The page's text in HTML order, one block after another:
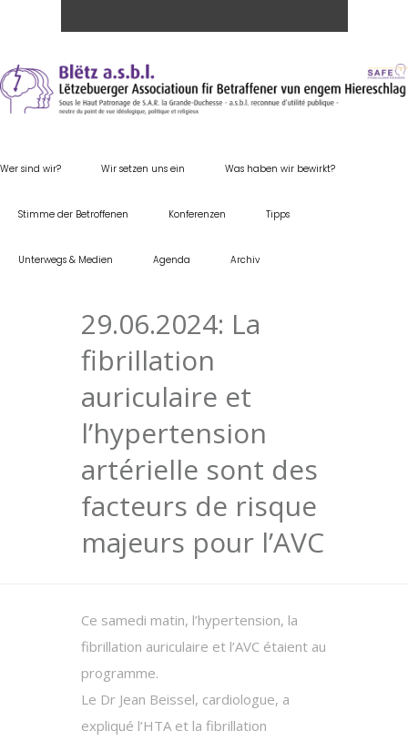
Wer sind wir? Wir setzen uns ein Was haben wir bewirkt?
Stimme der Betroffenen Konferenzen Tipps
Unterwegs & Medien Agenda Archiv
29.06.2024: La
fibrillation
auriculaire et
l’hypertension
artérielle sont des
facteurs de risque
majeurs pour l’AVC
Ce samedi matin, l’hypertension, la
fibrillation auriculaire et l’AVC étaient au
programme.
Le Dr Jean Beissel, cardiologue, a
expliqué l’HTA et la fibrillation